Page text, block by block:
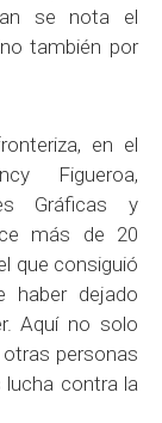
se nota el
también por
en el
Figueroa,
Gráficas y
más de 20
que consiguió
haber dejado
Aquí no solo
personas
lucha contra la